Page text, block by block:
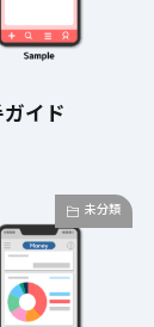
イド
未分類